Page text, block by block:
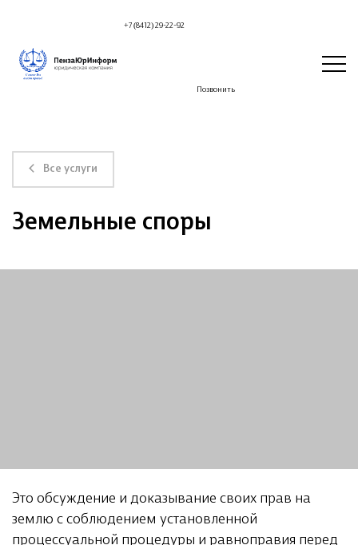
+7 (8412) 29-22-92
Позвонить
Все услуги
Земельные споры
Это обсуждение и доказывание своих прав на
землю с соблюдением установленной
процессуальной процедуры и равноправия перед